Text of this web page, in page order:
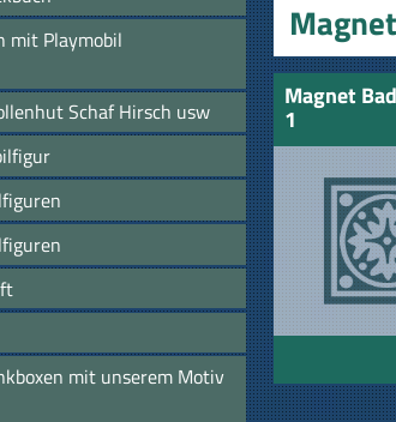
mit Playmobil
Schaf Hirsch usw
mit unserem Motiv
Magnet
1